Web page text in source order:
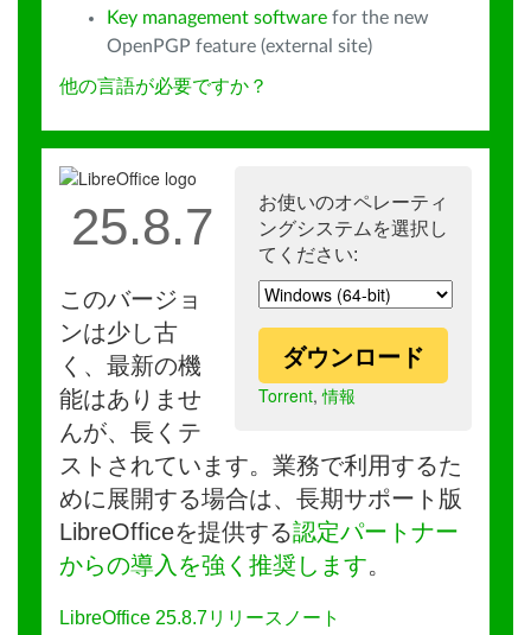
Key management software for the new
OpenPGP feature (external site)
他の言語が必要ですか？
お使いのオペレーティ
ングシステムを選択し
てください:
ダウンロード
Torrent,情報
25.8.7
このバージョ
ンは少し古
く、最新の機
能はありませ
んが、長くテ
ストされています。業務で利用するた
めに展開する場合は、長期サポート版
LibreOfficeを提供する認定パートナー
からの導入を強く推奨します。
LibreOffice 25.8.7リリースノート